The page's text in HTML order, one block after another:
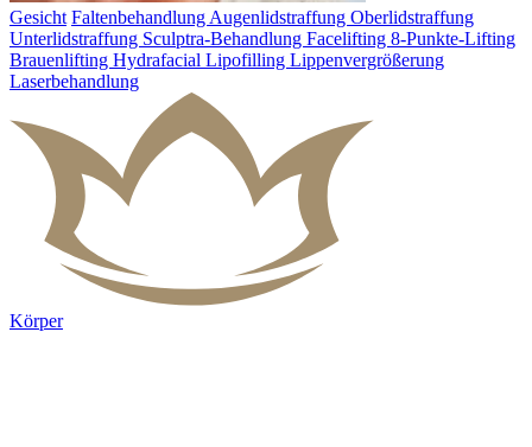
Gesicht Faltenbehandlung Augenlidstraffung Oberlidstraffung
Unterlidstraffung Sculptra-Behandlung Facelifting 8-Punkte-Lifting
Brauenlifting Hydrafacial Lipofilling Lippenvergrößerung
Laserbehandlung
Körper